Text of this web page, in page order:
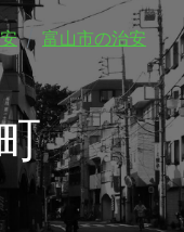
富山市の治安